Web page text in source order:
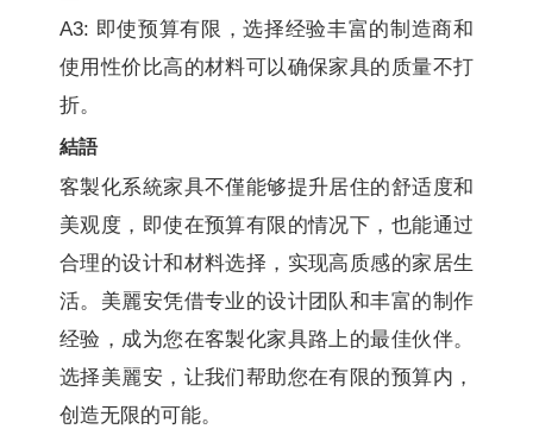
A3: 即使预算有限，选择经验丰富的制造商和
使用性价比高的材料可以确保家具的质量不打
折。
結語
客製化系統家具不僅能够提升居住的舒适度和
美观度，即使在预算有限的情况下，也能通过
合理的设计和材料选择，实现高质感的家居生
活。美麗安凭借专业的设计团队和丰富的制作
经验，成为您在客製化家具路上的最佳伙伴。
选择美麗安，让我们帮助您在有限的预算内，
创造无限的可能。